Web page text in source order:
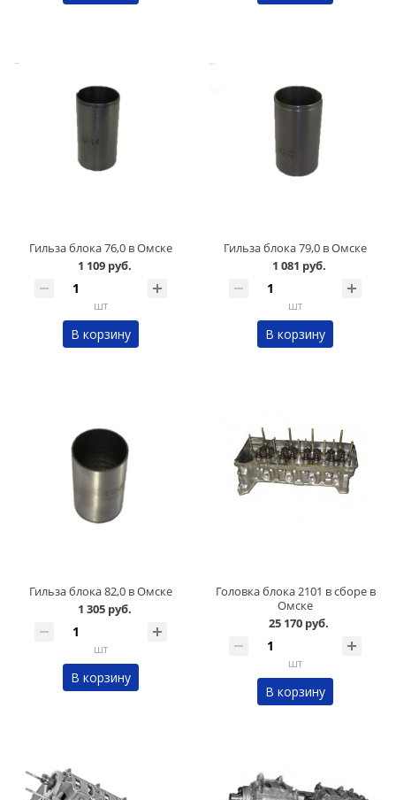
Гильза блока 76,0 в Омске
1 109 руб.
шт
В корзину
Гильза блока 79,0 в Омске
1 081 руб.
шт
В корзину
Гильза блока 82,0 в Омске
1 305 руб.
шт
В корзину
Головка блока 2101 в сборе в
Омске
25 170 руб.
шт
В корзину